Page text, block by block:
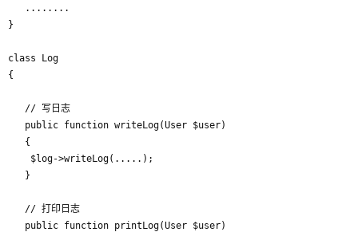
   ........
}
class Log
{
   // 写日志
   public function writeLog(User $user)
   {
   }
   // 打印日志
   public function printLog(User $user)